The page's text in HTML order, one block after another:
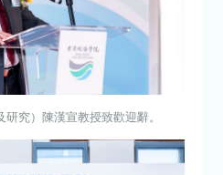
究）陳漢宣教授致歡迎辭。